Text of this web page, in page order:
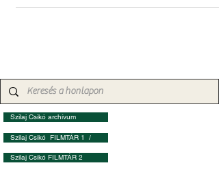
Szilaj Csikó archívum
Szilaj Csikó FILMTÁR 1 /
Szilaj Csikó FILMTÁR 2